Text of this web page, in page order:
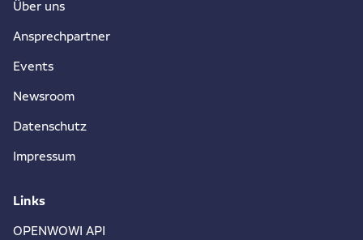
Über uns
Ansprechpartner
Events
Newsroom
Datenschutz
Impressum
Links
OPENWOWI API